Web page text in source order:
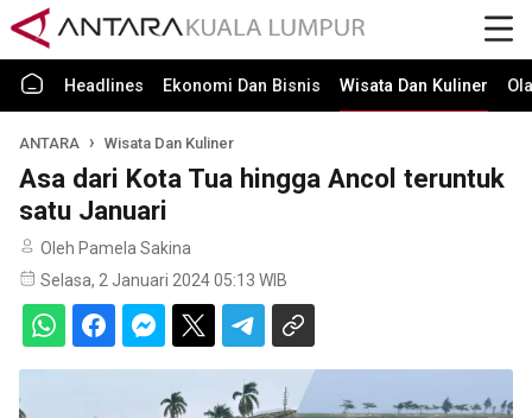
Headlines Ekonomi Dan Bisnis Wisata Dan Kuliner
ANTARA Wisata Dan Kuliner
Asa dari Kota Tua hingga Ancol teruntuk
satu Januari
Oleh Pamela Sakina
Selasa, 2 Januari 2024 05:13 WIB